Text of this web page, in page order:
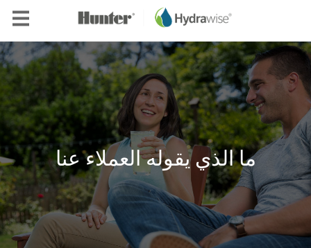
ما الذي يقوله العملاء عنا